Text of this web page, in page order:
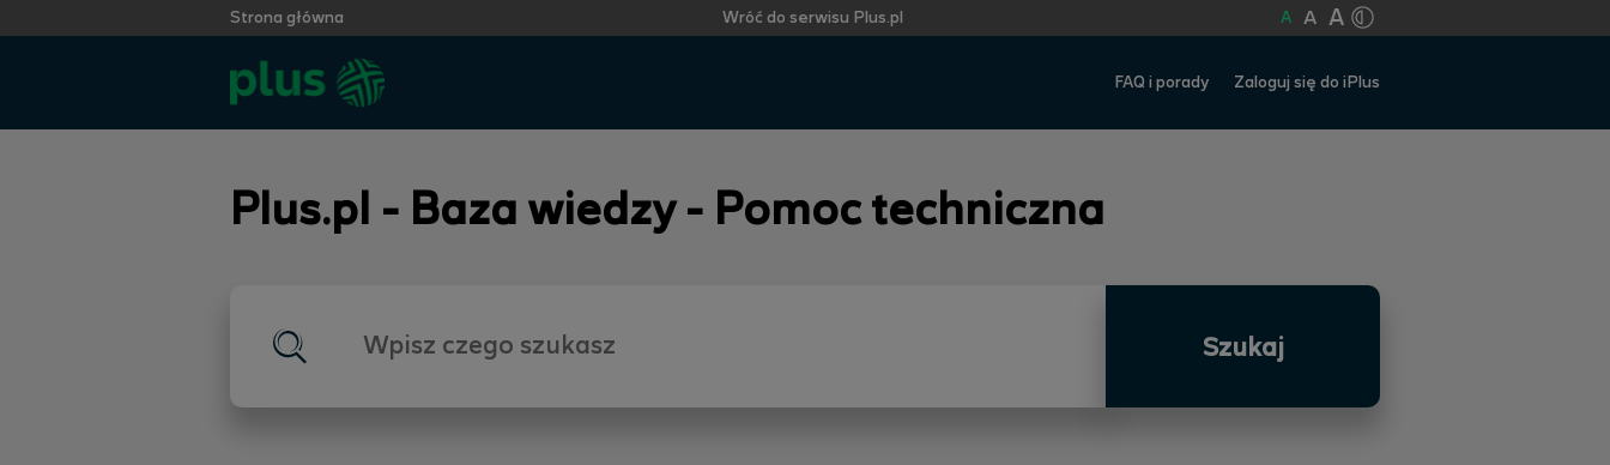
Strona główna Wróć do serwisu Plus.pl A A A
FAQ i porady Zaloguj się do iPlus
Plus.pl - Baza wiedzy - Pomoc techniczna
Szukaj